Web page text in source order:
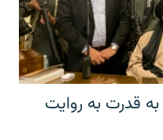
قدرت به روایت